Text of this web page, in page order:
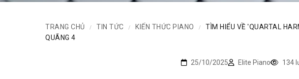
TRANG CHỦ / TIN TỨC / KIẾN THỨC PIANO /
TÌM HIỂU VỀ 'QUARTAL
QUÃNG 4
25/10/2025 Elite Piano 134